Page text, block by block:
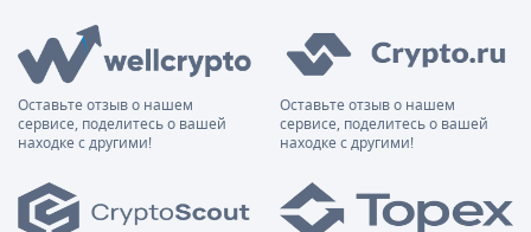
Оставьте отзыв о нашем
сервисе, поделитесь о вашей
находке с другими!
Оставьте отзыв о нашем
сервисе, поделитесь о вашей
находке с другими!